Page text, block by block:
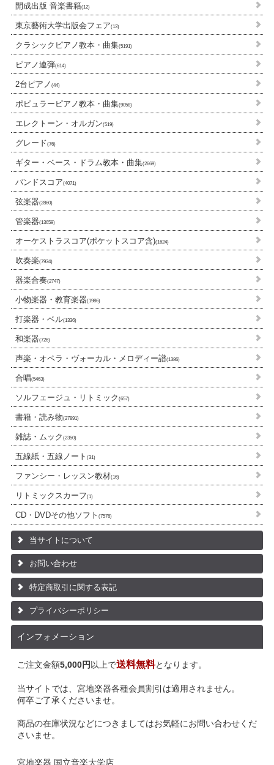
開成出版 音楽書籍(12)
東京藝術大学出版会フェア(13)
クラシックピアノ教本・曲集(5191)
ピアノ連弾(614)
2台ピアノ (44)
ポピュラーピアノ教本・曲集(9058)
エレクトーン・オルガン(519)
グレード(76)
ギター・ベース・ドラム教本・曲集(2669)
バンドスコア(4071)
弦楽器(2860)
管楽器(13659)
オーケストラスコア(ポケットスコア含)(1624)
吹奏楽(7934)
器楽合奏(2747)
小物楽器・教育楽器(1986)
打楽器・ベル(1336)
和楽器(726)
声楽・オペラ・ヴォーカル・メロディー譜(1386)
合唱(5463)
ソルフェージュ・リトミック (657)
書籍・読み物(27891)
雑誌・ムック (2350)
五線紙・五線ノート (31)
ファンシー・レッスン教材(16)
リトミックスカーフ(1)
CD・DVDその他ソフト (7576)
当サイトについて
お問い合わせ
特定商取引に関する表記
プライバシーポリシー
インフォメーション
ご注文金額5,000円 以上で送料無料となります。
当サイトでは、宮地楽器各種会員割引は適用されません。
何卒ご了承くださいませ。
商品の在庫状況などにつきましてはお気軽にお問い合わせくだ
さいませ。
宮地楽器 国立音楽大学店